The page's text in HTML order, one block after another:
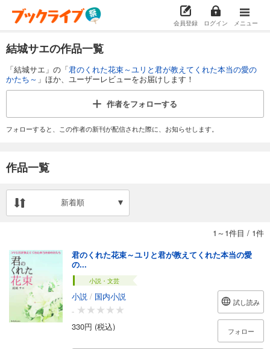
会員登録 ログイン メニュー
結城サエの作品一覧
「結城サエ」の「君のくれた花束～ユリと君が教えてくれた本当の愛の
かたち～ 」ほか、ユーザーレビューをお届けします！
作者をフォローする
フォローすると、この作者の新刊が配信された際に、お知らせします。
作品一覧
新着順
1～1件目 / 1件
君のくれた花束～ユリと君が教えてくれた本当の愛
の...
小説・文芸
小説 / 国内小説
-
330円 (税込)
試し読み
フォロー